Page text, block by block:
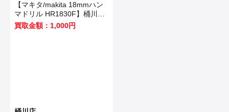
【マキタ/makita 18mmハン
マドリル HR1830F】桶川市
のお客様から買取いたしまし
買取金額：1,000円